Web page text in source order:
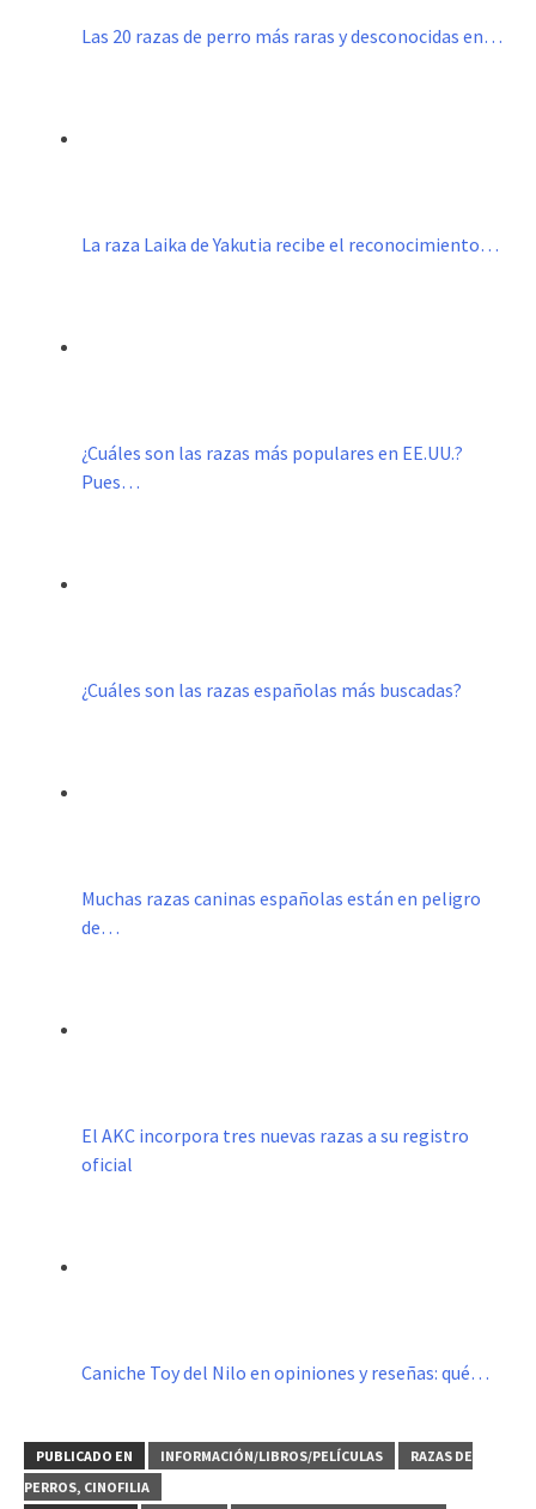
Las 20 razas de perro más raras y desconocidas en…
La raza Laika de Yakutia recibe el reconocimiento…
¿Cuáles son las razas más populares en EE.UU.?
Pues…
¿Cuáles son las razas españolas más buscadas?
Muchas razas caninas españolas están en peligro
de…
El AKC incorpora tres nuevas razas a su registro
oficial
Caniche Toy del Nilo en opiniones y reseñas: qué…
PUBLICADO EN INFORMACIÓN/LIBROS/PELÍCULAS
RAZAS DE
PERROS, CINOFILIA